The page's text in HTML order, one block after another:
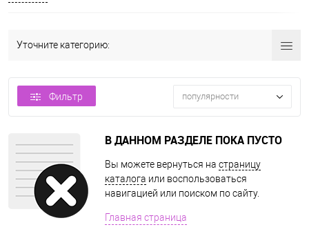
Уточните категорию:
Фильтр популярности
В ДАННОМ РАЗДЕЛЕ ПОКА ПУСТО
Вы можете вернуться на страницу
каталога или воспользоваться
навигацией или поиском по сайту.
Главная страница